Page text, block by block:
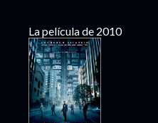
La película de 2010